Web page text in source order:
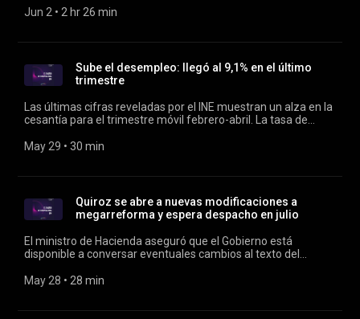
Jun 2 • 2 hr 26 min
Sube el desempleo: llegó al 9,1% en el último
trimestre
Las últimas cifras reveladas por el INE muestran un alza en la
cesantía para el trimestre móvil febrero-abril. La tasa de
Conducen Verónica Franco y Rodrigo Vergara.
May 29 • 30 min
Quiroz se abre a nuevas modificaciones a
megarreforma y espera despacho en julio
El ministro de Hacienda aseguró que el Gobierno está
disponible a conversar eventuales cambios al texto del
Rodrigo Vergara.
May 28 • 28 min